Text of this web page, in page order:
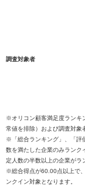
調査対象者
※オリコン顧客満足度ランキ
常値を排除）および調査対象
※「総合ランキング」、「評
数を満たした企業のみランク
定人数の半数以上の企業がラ
※総合得点が60.00点以上で
ンクイン対象となります。